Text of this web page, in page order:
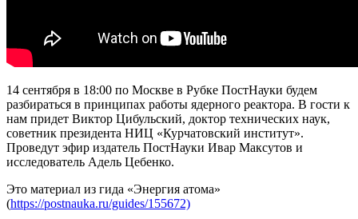
14 сентября в 18:00 по Москве в Рубке ПостНауки будем
разбираться в принципах работы ядерного реактора. В гости к
нам придет Виктор Цибульский, доктор технических наук,
советник президента НИЦ «Курчатовский институт».
Проведут эфир издатель ПостНауки Ивар Максутов и
исследователь Адель Цебенко.
Это материал из гида «Энергия атома»
(https://postnauka.ru/guides/155672)